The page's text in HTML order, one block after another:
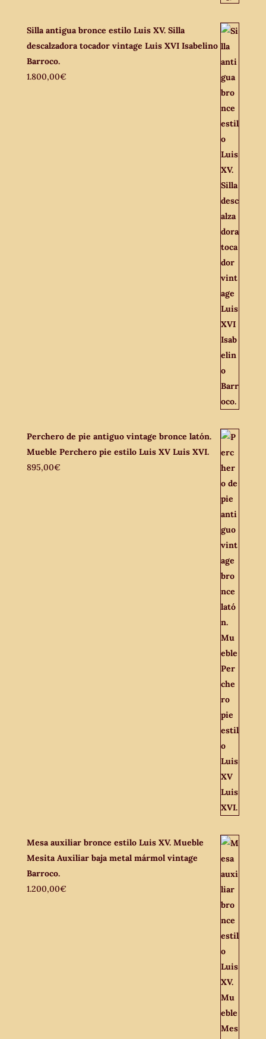
Silla antigua bronce estilo Luis XV. Silla
descalzadora tocador vintage Luis XVI Isabelino
Barroco.
1.800,00€
Perchero de pie antiguo vintage bronce latón.
Mueble Perchero pie estilo Luis XV Luis XVI.
895,00€
Mesa auxiliar bronce estilo Luis XV. Mueble
Mesita Auxiliar baja metal mármol vintage
Barroco.
1.200,00€